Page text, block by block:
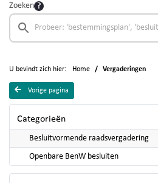
Zoeken
U bevindt zich hier: Home Vergaderingen
Vorige pagina
Categorieën
Besluitvormende raadsvergadering
Openbare BenW besluiten